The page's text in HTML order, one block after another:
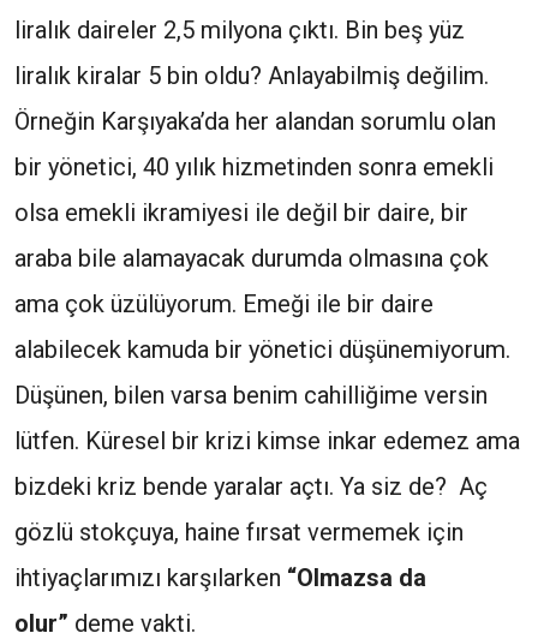
liralık daireler 2,5 milyona çıktı. Bin beş yüz
liralık kiralar 5 bin oldu? Anlayabilmiş değilim.
Örneğin Karşıyaka’da her alandan sorumlu olan
bir yönetici, 40 yılık hizmetinden sonra emekli
olsa emekli ikramiyesi ile değil bir daire, bir
araba bile alamayacak durumda olmasına çok
ama çok üzülüyorum. Emeği ile bir daire
alabilecek kamuda bir yönetici düşünemiyorum.
Düşünen, bilen varsa benim cahilliğime versin
lütfen. Küresel bir krizi kimse inkar edemez ama
bizdeki kriz bende yaralar açtı. Ya siz de? Aç
gözlü stokçuya, haine fırsat vermemek için
ihtiyaçlarımızı karşılarken “Olmazsa da
olur” deme vakti.